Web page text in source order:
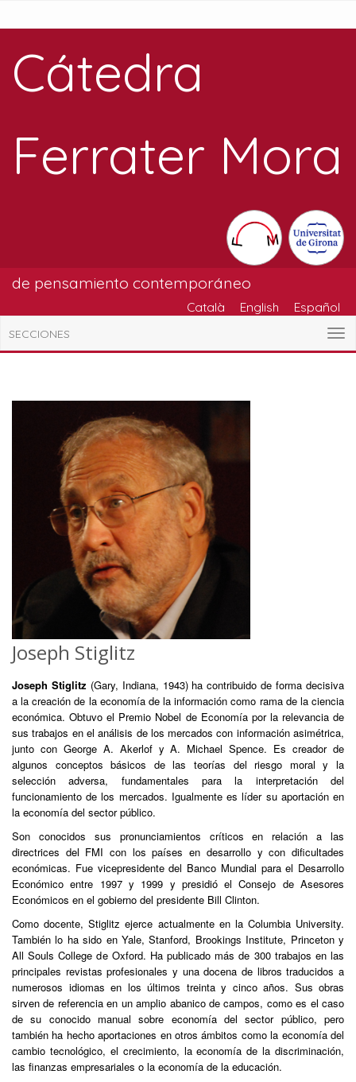
Cátedra
Ferrater Mora
de pensamiento contemporáneo
Català English Español
SECCIONES
Joseph Stiglitz
Joseph Stiglitz (Gary, Indiana, 1943) ha contribuido de forma decisiva
a la creación de la economía de la información como rama de la ciencia
económica. Obtuvo el Premio Nobel de Economía por la relevancia de
sus trabajos en el análisis de los mercados con información asimétrica,
junto con George A. Akerlof y A. Michael Spence. Es creador de
algunos conceptos básicos de las teorías del riesgo moral y la
selección adversa, fundamentales para la interpretación del
funcionamiento de los mercados. Igualmente es líder su aportación en
la economía del sector público.
Son conocidos sus pronunciamientos críticos en relación a las
directrices del FMI con los países en desarrollo y con dificultades
económicas. Fue vicepresidente del Banco Mundial para el Desarrollo
Económico entre 1997 y 1999 y presidió el Consejo de Asesores
Económicos en el gobierno del presidente Bill Clinton.
Como docente, Stiglitz ejerce actualmente en la Columbia University.
También lo ha sido en Yale, Stanford, Brookings Institute, Princeton y
All Souls College de Oxford. Ha publicado más de 300 trabajos en las
principales revistas profesionales y una docena de libros traducidos a
numerosos idiomas en los últimos treinta y cinco años. Sus obras
sirven de referencia en un amplio abanico de campos, como es el caso
de su conocido manual sobre economía del sector público, pero
también ha hecho aportaciones en otros ámbitos como la economía del
cambio tecnológico, el crecimiento, la economía de la discriminación,
las finanzas empresariales o la economía de la educación.